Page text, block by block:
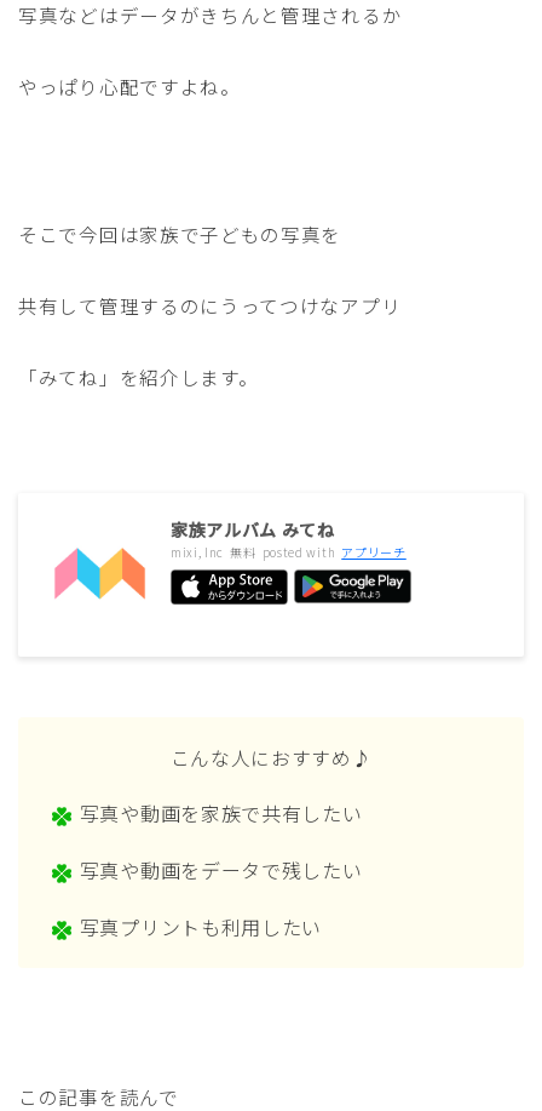
写真などはデータがきちんと管理されるか
やっぱり心配ですよね。
そこで今回は家族で子どもの写真を
共有して管理するのにうってつけなアプリ
「みてね」を紹介します。
家族アルバム みてね
mixi, Inc 無料 posted with アプリーチ
こんな人におすすめ♪
写真や動画を家族で共有したい
写真や動画をデータで残したい
写真プリントも利用したい
この記事を読んで